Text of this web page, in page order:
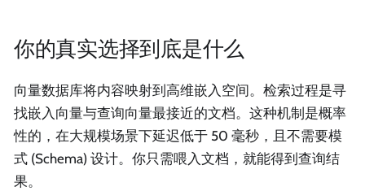
你的真实选择到底是什么
向量数据库将内容映射到高维嵌入空间。检索过程是寻
找嵌入向量与查询向量最接近的文档。这种机制是概率
性的，在大规模场景下延迟低于 50 毫秒，且不需要模
式 (Schema) 设计。你只需喂入文档，就能得到查询结
果。